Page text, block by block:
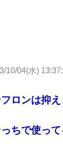
10/04(水)
ロンは抑
ちで使っ